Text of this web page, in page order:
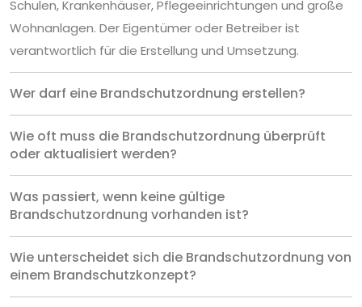
Schulen, Krankenhäuser, Pflegeeinrichtungen und große
Wohnanlagen. Der Eigentümer oder Betreiber ist
verantwortlich für die Erstellung und Umsetzung.
Wer darf eine Brandschutzordnung erstellen?
Wie oft muss die Brandschutzordnung überprüft
oder aktualisiert werden?
Was passiert, wenn keine gültige
Brandschutzordnung vorhanden ist?
Wie unterscheidet sich die Brandschutzordnung von
einem Brandschutzkonzept?